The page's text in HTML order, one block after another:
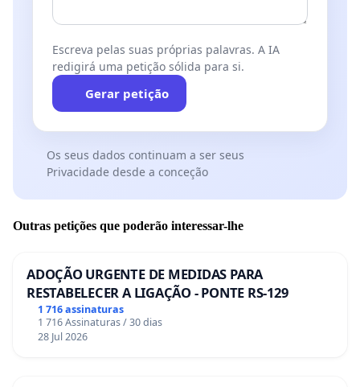
Escreva pelas suas próprias palavras. A IA
redigirá uma petição sólida para si.
Gerar petição
Os seus dados continuam a ser seus
Privacidade desde a conceção
Outras petições que poderão interessar-lhe
ADOÇÃO URGENTE DE MEDIDAS PARA
RESTABELECER A LIGAÇÃO - PONTE RS-129
1 716 assinaturas
1 716 Assinaturas / 30 dias
28 Jul 2026